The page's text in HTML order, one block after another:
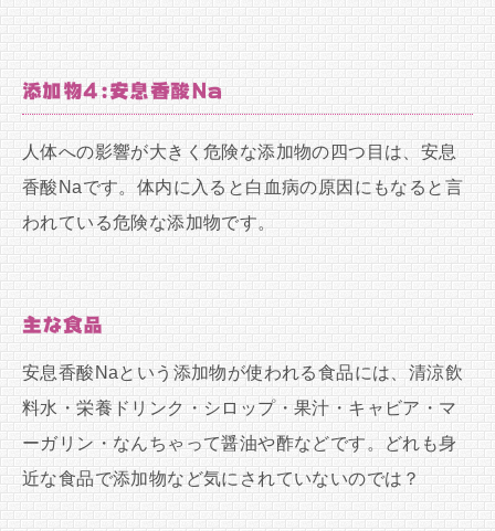
添加物4:安息香酸Na
人体への影響が大きく危険な添加物の四つ目は、安息
香酸Naです。体内に入ると白血病の原因にもなると言
われている危険な添加物です。
主な食品
安息香酸Naという添加物が使われる食品には、清涼飲
料水・栄養ドリンク・シロップ・果汁・キャビア・マ
ーガリン・なんちゃって醤油や酢などです。どれも身
近な食品で添加物など気にされていないのでは？